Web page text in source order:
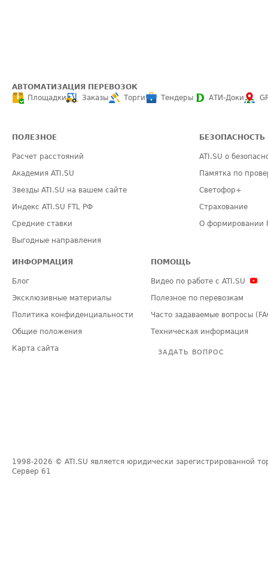
АВТОМАТИЗАЦИЯ ПЕРЕВОЗОК
Площадки
Заказы Торги Тендеры АТИ-Доки
ПОЛЕЗНОЕ
Расчет расстояний
Академия ATI.SU
Звезды ATI.SU на вашем сайте
Индекс ATI.SU FTL РФ
Средние ставки
Выгодные направления
БЕЗОПАСНОСТЬ
ATI.SU о
Памятка по
Светофор+
Страхование
О формировании
ИНФОРМАЦИЯ
Блог
Эксклюзивные материалы
Политика конфиденциальности
Общие положения
Карта сайта
ПОМОЩЬ
Видео по работе с ATI.SU
Полезное по перевозкам
Часто задаваемые вопросы
Техническая информация
ЗАДАТЬ ВОПРОС
1998-2026 © ATI.SU является юридически зарегистрированной
Сервер 61